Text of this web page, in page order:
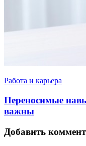
Работа и карьера
Переносимые
важны
Добавить